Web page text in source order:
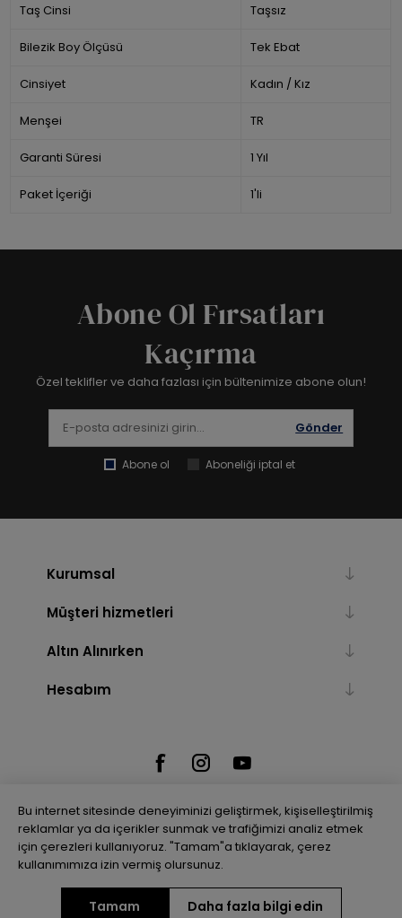
Taş Cinsi Taşsız
Bilezik Boy Ölçüsü Tek Ebat
Cinsiyet Kadın / Kız
Menşei TR
Garanti Süresi 1 Yıl
Paket İçeriği 1'li
Abone Ol Fırsatları
Kaçırma
Özel teklifler ve daha fazlası için bültenimize abone olun!
Gönder
Abone ol Aboneliği iptal et
Kurumsal
Müşteri hizmetleri
Altın Alınırken
Hesabım
Powered bynopCommerce
Telif hakkı © 2026 Gulenler Altın. Tüm hakları saklıdır.
Bu internet sitesinde deneyiminizi geliştirmek, kişiselleştirilmiş
reklamlar ya da içerikler sunmak ve trafiğimizi analiz etmek
için çerezleri kullanıyoruz. "Tamam"a tıklayarak, çerez
kullanımımıza izin vermiş olursunuz.
Tamam Daha fazla bilgi edin